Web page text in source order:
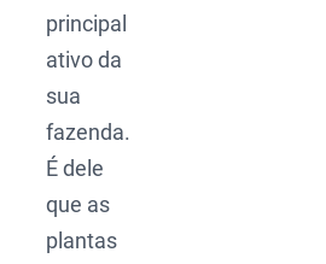
principal
ativo da
sua
fazenda.
É dele
que as
plantas